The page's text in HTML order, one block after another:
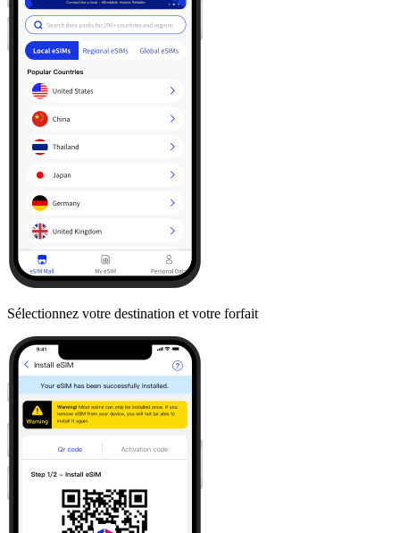
Sélectionnez votre destination et votre forfait